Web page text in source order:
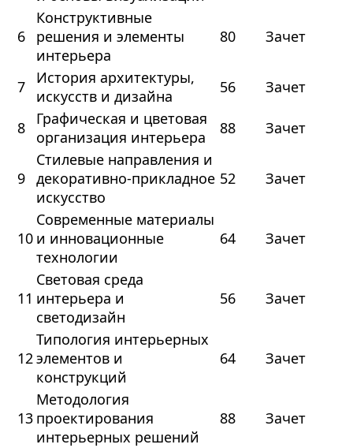
6
Конструктивные
решения и элементы
интерьера
80 Зачет
7
История архитектуры,
искусств и дизайна
56 Зачет
8
Графическая и цветовая
организация интерьера
88 Зачет
9
Стилевые направления и
декоративно-прикладное
искусство
52 Зачет
10
Современные материалы
и инновационные
технологии
64 Зачет
11
Световая среда
интерьера и
светодизайн
56 Зачет
12
Типология интерьерных
элементов и
конструкций
64 Зачет
13
Методология
проектирования
интерьерных решений
88 Зачет